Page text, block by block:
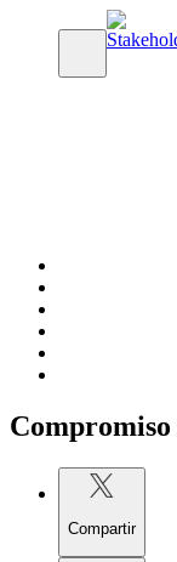
Compromiso
Compartir